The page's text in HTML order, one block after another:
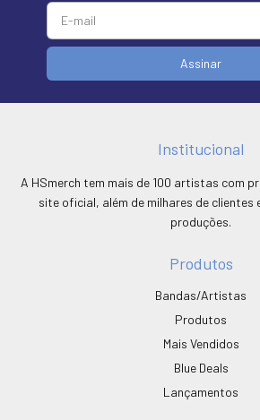
Institucional
A HSmerch tem mais de 100 artistas com
site oficial, além de milhares de clientes
produções.
Produtos
Bandas/Artistas
Produtos
Mais Vendidos
Blue Deals
Lançamentos